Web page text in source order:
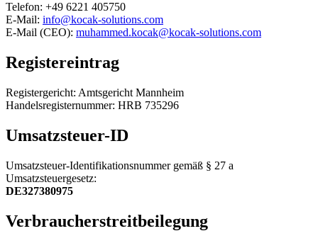
Telefon: +49 6221 405750
E-Mail: info@kocak-solutions.com
E-Mail (CEO): muhammed.kocak@kocak-solutions.com
Registereintrag
Registergericht: Amtsgericht Mannheim
Handelsregisternummer: HRB 735296
Umsatzsteuer-ID
Umsatzsteuer-Identifikationsnummer gemäß § 27 a
Umsatzsteuergesetz:
DE327380975
Verbraucherstreitbeilegung